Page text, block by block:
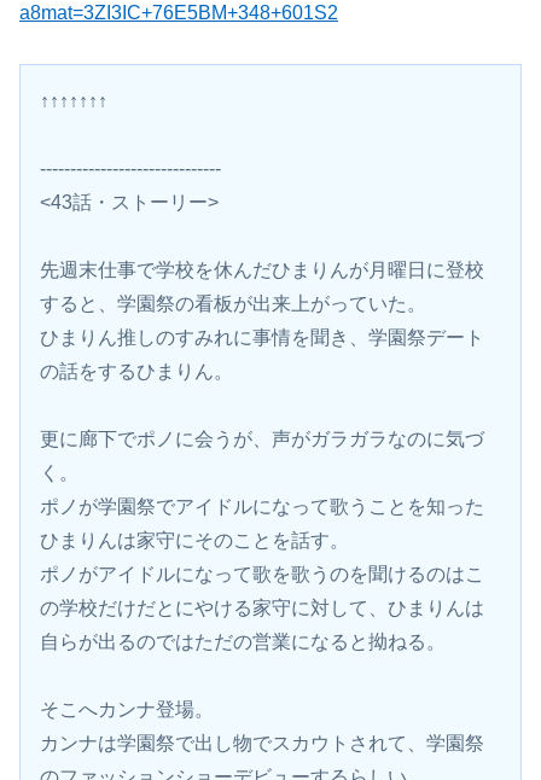
a8mat=3ZI3IC+76E5BM+348+601S2
↑↑↑↑↑↑↑
------------------------------
<43話・ストーリー>
先週末仕事で学校を休んだひまりんが月曜日に登校
すると、学園祭の看板が出来上がっていた。
ひまりん推しのすみれに事情を聞き、学園祭デート
の話をするひまりん。
更に廊下でポノに会うが、声がガラガラなのに気づ
く。
ポノが学園祭でアイドルになって歌うことを知った
ひまりんは家守にそのことを話す。
ポノがアイドルになって歌を歌うのを聞けるのはこ
の学校だけだとにやける家守に対して、ひまりんは
自らが出るのではただの営業になると拗ねる。
そこへカンナ登場。
カンナは学園祭で出し物でスカウトされて、学園祭